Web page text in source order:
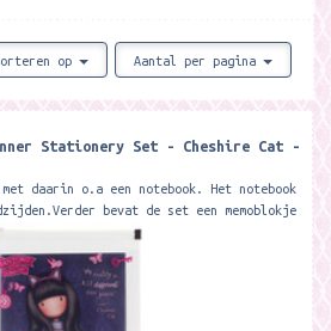
op Aantal per pagina
Stationery Set - Cheshire Cat -
daarin o.a een notebook. Het notebook
bevat de set een memoblokje